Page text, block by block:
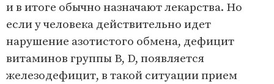
и в итоге обычно назначают лекарства. Но
если у человека действительно идет
нарушение азотистого обмена, дефицит
витаминов группы B, D, появляется
железодефицит, в такой ситуации прием